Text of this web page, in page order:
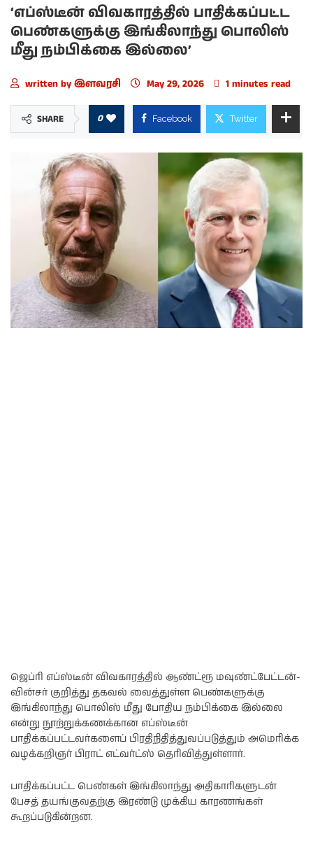
‘எப்ஸ்டீன் விவகாரத்தில் பாதிக்கப்பட்ட
பெண்களுக்கு இங்கிலாந்து பொலிஸ்
மீது நம்பிக்கை இல்லை’
written by இளவரசி May 29, 2026 1 minutes read
SHARE 0 Facebook Twitter
ஜெப்ரி எப்ஸ்டீன் விவகாரத்தில் ஆண்ட்ரூ மவுண்ட்பேட்டன்-
வின்சர் குறித்து தகவல் வைத்துள்ள பெண்களுக்கு
இங்கிலாந்து பொலிஸ் மீது போதிய நம்பிக்கை இல்லை
என்று நூற்றுக்கணக்கான எப்ஸ்டீன்
பாதிக்கப்பட்டவர்களைப் பிரதிநிதித்துவப்படுத்தும் அமெரிக்க
வழக்கறிஞர் பிராட் எட்வர்ட்ஸ் தெரிவித்துள்ளார்.
பாதிக்கப்பட்ட பெண்கள் இங்கிலாந்து அதிகாரிகளுடன்
பேசத் தயங்குவதற்கு இரண்டு முக்கிய காரணங்கள்
கூறப்படுகின்றன.